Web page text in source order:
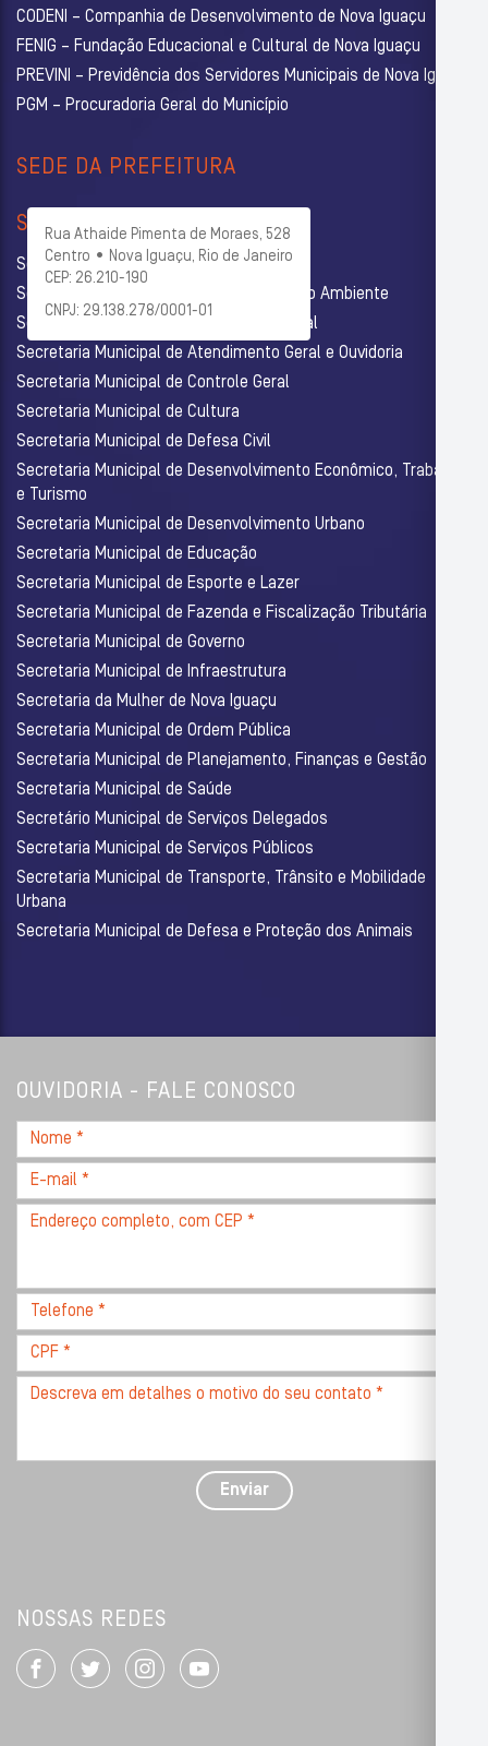
CODENI – Companhia de Desenvolvimento de Nova Iguaçu
FENIG – Fundação Educacional e Cultural de Nova Iguaçu
PREVINI – Previdência dos Servidores Municipais de Nova Iguaçu
PGM – Procuradoria Geral do Município
SEDE DA PREFEITURA
Rua Athaide Pimenta de Moraes, 528
Centro • Nova Iguaçu, Rio de Janeiro
CEP: 26.210-190
CNPJ: 29.138.278/0001-01
SECRETARIAS
Secretaria Municipal de Administração
Secretaria Municipal de Agricultura e Meio Ambiente
Secretaria Municipal de Assistência Social
Secretaria Municipal de Atendimento Geral e Ouvidoria
Secretaria Municipal de Controle Geral
Secretaria Municipal de Cultura
Secretaria Municipal de Defesa Civil
Secretaria Municipal de Desenvolvimento Econômico, Trabalho
e Turismo
Secretaria Municipal de Desenvolvimento Urbano
Secretaria Municipal de Educação
Secretaria Municipal de Esporte e Lazer
Secretaria Municipal de Fazenda e Fiscalização Tributária
Secretaria Municipal de Governo
Secretaria Municipal de Infraestrutura
Secretaria da Mulher de Nova Iguaçu
Secretaria Municipal de Ordem Pública
Secretaria Municipal de Planejamento, Finanças e Gestão
Secretaria Municipal de Saúde
Secretário Municipal de Serviços Delegados
Secretaria Municipal de Serviços Públicos
Secretaria Municipal de Transporte, Trânsito e Mobilidade
Urbana
Secretaria Municipal de Defesa e Proteção dos Animais
OUVIDORIA - FALE CONOSCO
Nome
*
E-
mail
Endereço
CEP
Telefone
*
CPF
*
Descreva
com
Enviar
NOSSAS REDES